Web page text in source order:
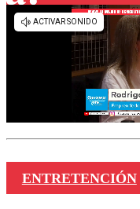
ENTRETENCIÓN